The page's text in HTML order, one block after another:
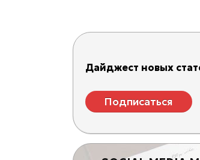
Дайджест новых
Подписаться